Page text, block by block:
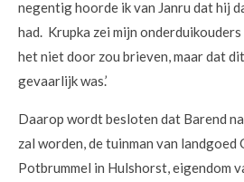
negentig hoorde ik van Janru dat hij
had. Krupka zei mijn
het niet door zou brieven, maar dat
gevaarlijk was.’
Daarop wordt besloten dat Barend
zal worden, de tuinman van landgoed
Potbrummel in Hulshorst, eigendom